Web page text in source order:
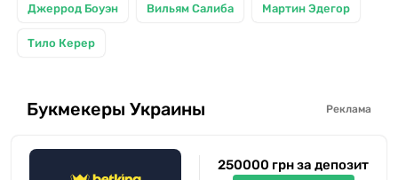
Джеррод Боуэн Вильям Салиба Мартин Эдегор
Тило Керер
Букмекеры Украины Реклама
250000 грн за депозит